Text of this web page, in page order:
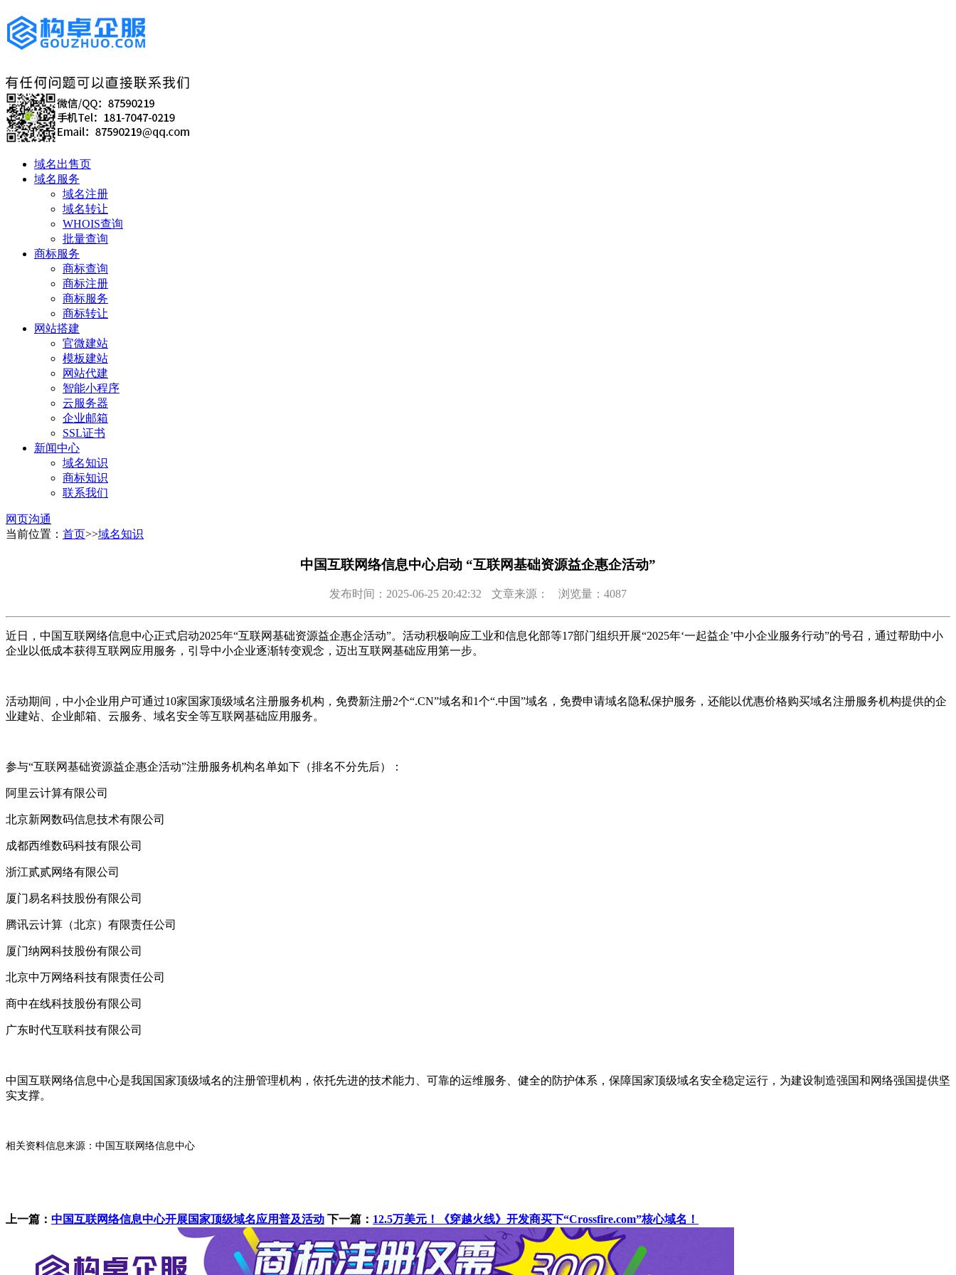
域名出售页
域名服务
域名注册
域名转让
WHOIS查询
批量查询
商标服务
商标查询
商标注册
商标服务
商标转让
网站搭建
官微建站
模板建站
网站代建
智能小程序
云服务器
企业邮箱
SSL证书
新闻中心
域名知识
商标知识
联系我们
网页沟通
当前位置： 首页>>域名知识
中国互联网络信息中心启动 “互联网基础资源益企惠企活动”
发布时间：2025-06-25 20:42:32 文章来源： 浏览量：4087
近日，中国互联网络信息中心正式启动2025年“互联网基础资源益企惠企活动”。活动积极响应工业和信息化部等17部门组织开展“2025年‘一起益企’中小企业服务行动”的号召，通过帮助中小
企业以低成本获得互联网应用服务，引导中小企业逐渐转变观念，迈出互联网基础应用第一步。
活动期间，中小企业用户可通过10家国家顶级域名注册服务机构，免费新注册2个“.CN”域名和1个“.中国”域名，免费申请域名隐私保护服务，还能以优惠价格购买域名注册服务机构提供的企
业建站、企业邮箱、云服务、域名安全等互联网基础应用服务。
参与“互联网基础资源益企惠企活动”注册服务机构名单如下（排名不分先后）：
阿里云计算有限公司
北京新网数码信息技术有限公司
成都西维数码科技有限公司
浙江贰贰网络有限公司
厦门易名科技股份有限公司
腾讯云计算（北京）有限责任公司
厦门纳网科技股份有限公司
北京中万网络科技有限责任公司
商中在线科技股份有限公司
广东时代互联科技有限公司
中国互联网络信息中心是我国国家顶级域名的注册管理机构，依托先进的技术能力、可靠的运维服务、健全的防护体系，保障国家顶级域名安全稳定运行，为建设制造强国和网络强国提供坚
实支撑。
相关资料信息来源：中国互联网络信息中心
上一篇： 中国互联网络信息中心开展国家顶级域名应用普及活动 下一篇： 12.5万美元！《穿越火线》开发商买下“Crossfire.com”核心域名！